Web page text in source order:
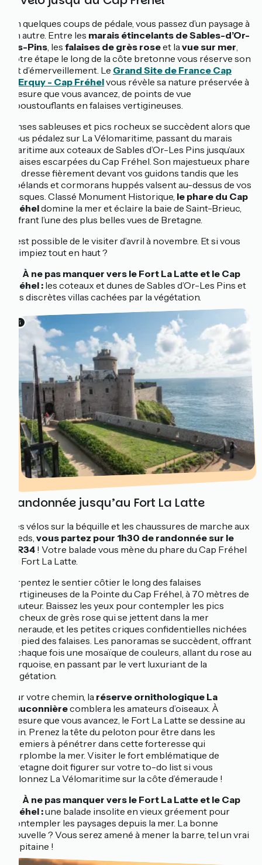
En quelques coups de pédale, vous passez d’un paysage à
un autre. Entre les marais étincelants de Sables-d’Or-
les-Pins, les falaises de grès roseet lavue sur mer,
votre étape le long de la côte bretonne vous réserve son
lot d’émerveillement. Le Grand Site de France Cap
d’Erquy - Cap Fréhelvous révèle sa nature préservée à
mesure que vous avancez, de points de vue
époustouflants en falaises vertigineuses.
Anses sableuses et pics rocheux se succèdent alors que
vous pédalez sur La Vélomaritime, passant du marais
maritime aux coteaux de Sables d’Or-Les Pins jusqu’aux
falaises escarpées du Cap Fréhel. Son majestueux phare
se dresse fièrement devant vos guidons tandis que les
goélands et cormorans huppés valsent au-dessus de vos
casques. Classé Monument Historique, le phare du Cap
Fréheldomine la mer et éclaire la baie de Saint-Brieuc,
offrant l’une des plus belles vues de Bretagne.
Il est possible de le visiter d’avril à novembre. Et si vous
grimpiez tout en haut ?
À ne pas manquer vers le Fort La Latte et le Cap
Fréhel : les coteaux et dunes de Sables d’Or-Les Pins et
ses discrètes villas cachées par la végétation.
Randonnée jusqu’au Fort La Latte
Les vélos sur la béquille et les chaussures de marche aux
pieds, vous partez pour 1h30 de randonnée sur le
GR34 ! Votre balade vous mène du phare du Cap Fréhel
au Fort La Latte.
Arpentez le sentier côtier le long des falaises
vertigineuses de la Pointe du Cap Fréhel, à 70 mètres de
hauteur. Baissez les yeux pour contempler les pics
rocheux de grès rose qui se jettent dans la mer
émeraude, et les petites criques confidentielles nichées
au pied des falaises. Les panoramas se succèdent, offrant
à chaque fois une mosaïque de couleurs, allant du rose au
turquoise, en passant par le vert luxuriant de la
végétation.
Sur votre chemin, la réserve ornithologique La
Fauconnièrecomblera les amateurs d’oiseaux. À
mesure que vous avancez, le Fort La Latte se dessine au
loin. Prenez la tête du peloton pour être dans les
premiers à pénétrer dans cette forteresse qui
surplombe la mer. Visiter le fort emblématique de
Bretagne doit figurer sur votre to-do list si vous
sillonnez La Vélomaritime sur la côte d’émeraude !
🔎 À ne pas manquer vers le Fort La Latte et le Cap
Fréhel :une balade insolite en vieux gréement pour
contempler les paysages depuis la mer. La bonne
nouvelle ? Vous serez amené à mener la barre, tel un vrai
capitaine !